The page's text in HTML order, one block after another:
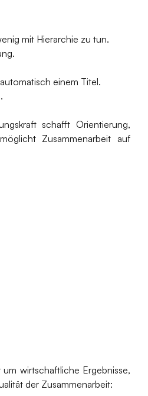
mit Hierarchie zu tun.
einem Titel.
schafft Orientierung,
Zusammenarbeit auf
wirtschaftliche Ergebnisse,
der Zusammenarbeit: